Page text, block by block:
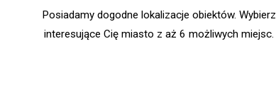
Posiadamy dogodne lokalizacje obiektów. Wybierz
interesujące Cię miasto z aż 6 możliwych miejsc.